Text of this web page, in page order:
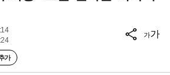
가
가가